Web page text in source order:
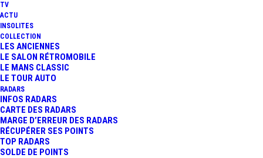
TV
ACTU
INSOLITES
COLLECTION
LES ANCIENNES
LE SALON RÉTROMOBILE
LE MANS CLASSIC
LE TOUR AUTO
RADARS
INFOS RADARS
CARTE DES RADARS
MARGE D’ERREUR DES RADARS
RÉCUPÉRER SES POINTS
TOP RADARS
SOLDE DE POINTS
PORSCHE PANAMERA : UNE
NOUVELLE GÉNÉRATION DE
7 Minutes |